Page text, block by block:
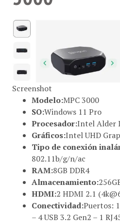
Screenshot
Modelo:
SO:Windows 11 Pro
Procesador: Intel Alder
Gráficos:Intel UHD
Tipo de conexión
802.11b/g/n/ac
RAM:8GB DDR4
Almacenamiento:
HDMI:2 HDMI 2.1
Conectividad: Puertos:
– 4 USB 3.2 Gen2 – 1
Incluye:1 Puerto Audio